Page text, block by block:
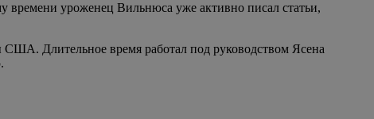
уроженец Вильнюса уже активно писал статьи,
Длительное время работал под руководством Ясена